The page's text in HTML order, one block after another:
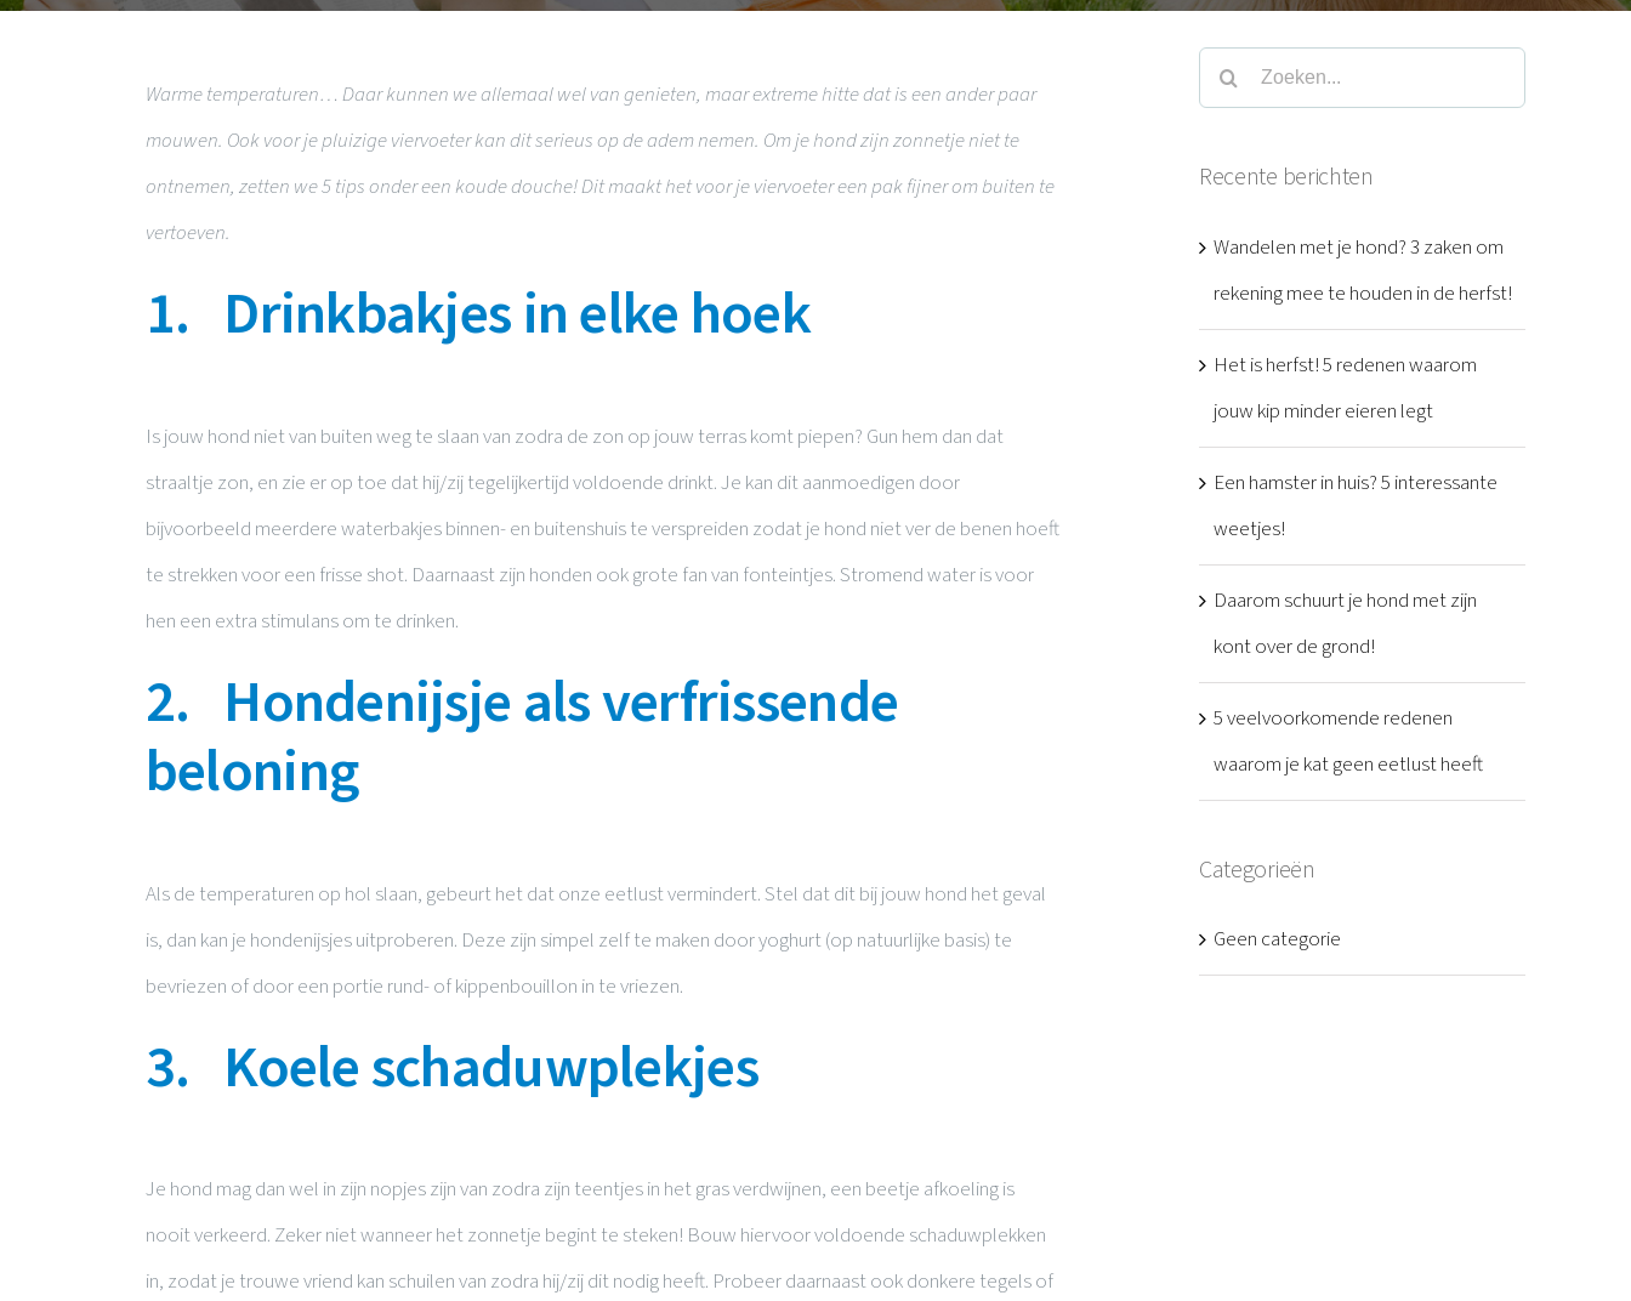
Warme temperaturen… Daar kunnen we allemaal wel van genieten, maar extreme hitte dat is een ander paar
mouwen. Ook voor je pluizige viervoeter kan dit serieus op de adem nemen. Om je hond zijn zonnetje niet te
ontnemen, zetten we 5 tips onder een koude douche! Dit maakt het voor je viervoeter een pak fijner om buiten te
vertoeven.
1. Drinkbakjes in elke hoek
Is jouw hond niet van buiten weg te slaan van zodra de zon op jouw terras komt piepen? Gun hem dan dat
straaltje zon, en zie er op toe dat hij/zij tegelijkertijd voldoende drinkt. Je kan dit aanmoedigen door
bijvoorbeeld meerdere waterbakjes binnen- en buitenshuis te verspreiden zodat je hond niet ver de benen hoeft
te strekken voor een frisse shot. Daarnaast zijn honden ook grote fan van fonteintjes. Stromend water is voor
hen een extra stimulans om te drinken.
2. Hondenijsje als verfrissende
beloning
Als de temperaturen op hol slaan, gebeurt het dat onze eetlust vermindert. Stel dat dit bij jouw hond het geval
is, dan kan je hondenijsjes uitproberen. Deze zijn simpel zelf te maken door yoghurt (op natuurlijke basis) te
bevriezen of door een portie rund- of kippenbouillon in te vriezen.
3. Koele schaduwplekjes
Je hond mag dan wel in zijn nopjes zijn van zodra zijn teentjes in het gras verdwijnen, een beetje afkoeling is
nooit verkeerd. Zeker niet wanneer het zonnetje begint te steken! Bouw hiervoor voldoende schaduwplekken
in, zodat je trouwe vriend kan schuilen van zodra hij/zij dit nodig heeft. Probeer daarnaast ook donkere tegels of
Zoeken
naar:
Recente berichten
Wandelen met je hond? 3 zaken om
rekening mee te houden in de herfst!
Het is herfst! 5 redenen waarom
jouw kip minder eieren legt
Een hamster in huis? 5 interessante
weetjes!
Daarom schuurt je hond met zijn
kont over de grond!
5 veelvoorkomende redenen
waarom je kat geen eetlust heeft
Categorieën
Geen categorie